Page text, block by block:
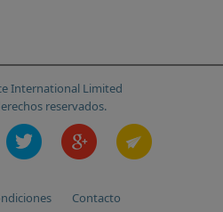
International Limited
reservados.
Contacto